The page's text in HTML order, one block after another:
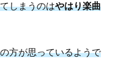
しまうのはやはり楽曲
方が思っているようで